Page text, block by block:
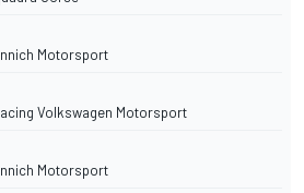
Motorsport
Volkswagen Motorsport
Motorsport